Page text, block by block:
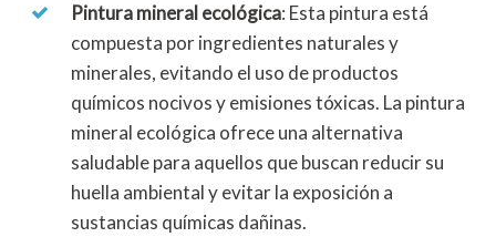
Pintura mineral ecológica: Esta pintura está
compuesta por ingredientes naturales y
minerales, evitando el uso de productos
químicos nocivos y emisiones tóxicas. La pintura
mineral ecológica ofrece una alternativa
saludable para aquellos que buscan reducir su
huella ambiental y evitar la exposición a
sustancias químicas dañinas.